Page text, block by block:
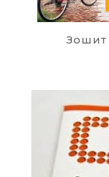
Зошит